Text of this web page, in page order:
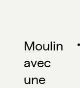
Moulin
avec
une